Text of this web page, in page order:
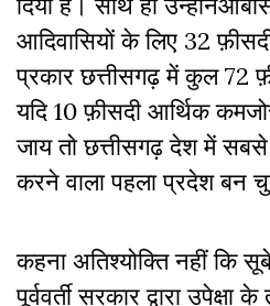
आदिवासियों के लिए 32
प्रकार छत्तीसगढ़ में कुल 72
यदि 10 फ़ीसदी आर्थिक
जाय तो छत्तीसगढ़ देश में
करने वाला पहला प्रदेश बन
कहना अतिश्योक्ति नहीं कि
पूर्ववर्ती सरकार द्वारा उपेक्षा